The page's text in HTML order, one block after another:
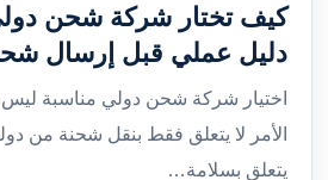
كيف تختار شركة شحن
دليل عملي قبل إرسال
اختيار شركة شحن دولي مناسبة ليس
الأمر لا يتعلق فقط بنقل شحنة من
يتعلق بسلامة…